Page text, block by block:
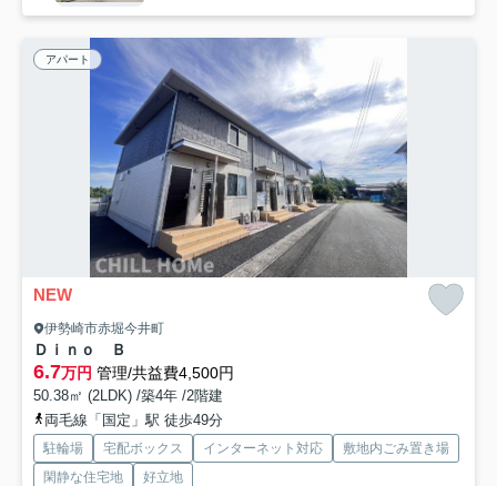
アパート
NEW
伊勢崎市赤堀今井町
Ｄｉｎｏ Ｂ
6.7万円 管理/共益費4,500円
50.38㎡ (2LDK) /築4年 /2階建
両毛線「国定」駅 徒歩49分
駐輪場 宅配ボックス インターネット対応
敷地内ごみ置き場
閑静な住宅地
好立地